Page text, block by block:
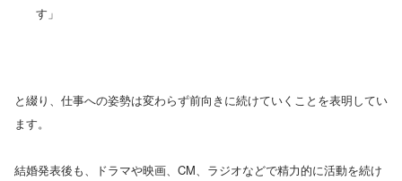
す」
と綴り、仕事への姿勢は変わらず前向きに続けていくことを表明してい
ます。
結婚発表後も、ドラマや映画、CM、ラジオなどで精力的に活動を続け